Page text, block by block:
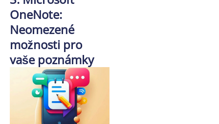
OneNote:
Neomezené
možnosti pro
vaše poznámky